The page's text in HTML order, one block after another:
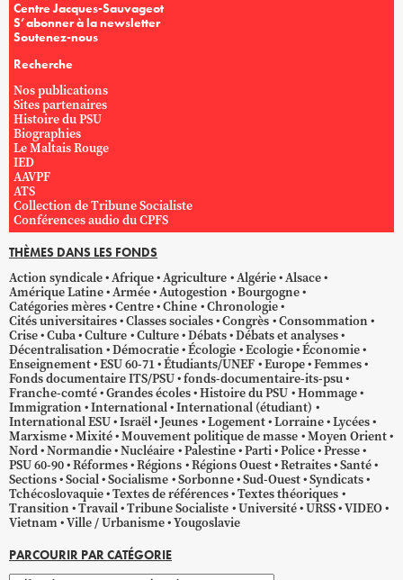
Centre Jacques-Sauvageot
S’abonner à la newsletter
Soutenez-nous
Recherche
Nos publications
Sites partenaires
Histoire du PSU
Biographies
Le Maltais Rouge
IED
AAVPF
ATS
Collection de Tribune Socialiste
Conférences audio du CPFS
THÈMES DANS LES FONDS
Action syndicale Afrique Agriculture Algérie Alsace
Amérique Latine Armée Autogestion
Bourgogne
Catégories mères Centre Chine Chronologie
Cités universitaires Classes sociales Congrès Consommation
Crise Cuba Culture Culture Débats Débats et analyses
Décentralisation Démocratie Écologie Ecologie Économie
Enseignement ESU 60-71 Étudiants/UNEF Europe Femmes
Fonds documentaire ITS/PSU fonds-documentaire-its-psu
Franche-comté Grandes écoles Histoire du PSU Hommage
Immigration International International (étudiant)
International ESU Israël Jeunes Logement Lorraine Lycées
Marxisme Mixité Mouvement politique de masse Moyen Orient
Nord Normandie Nucléaire Palestine Parti Police Presse
PSU 60-90 Réformes Régions Régions Ouest Retraites Santé
Sections Social Socialisme Sorbonne Sud-Ouest Syndicats
Tchécoslovaquie Textes de références Textes théoriques
Transition Travail Tribune Socialiste Université URSS VIDEO
Vietnam Ville / Urbanisme Yougoslavie
PARCOURIR PAR CATÉGORIE